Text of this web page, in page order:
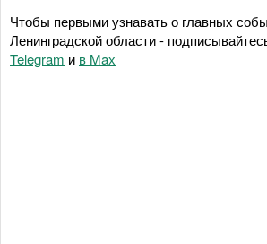
Чтобы первыми узнавать о главных
Ленинградской области -
Telegram и в Maх